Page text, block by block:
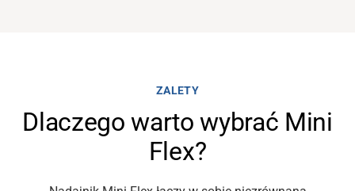
ZALETY
Dlaczego warto wybrać Mini
Flex?